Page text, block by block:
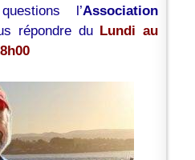
l’Association
répondre du Lundi au